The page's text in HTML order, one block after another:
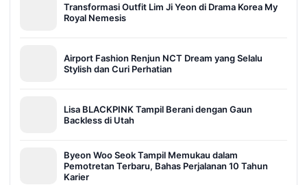
Transformasi Outfit Lim Ji Yeon di Drama Korea My
Royal Nemesis
Airport Fashion Renjun NCT Dream yang Selalu
Stylish dan Curi Perhatian
Lisa BLACKPINK Tampil Berani dengan Gaun
Backless di Utah
Byeon Woo Seok Tampil Memukau dalam
Pemotretan Terbaru, Bahas Perjalanan 10 Tahun
Karier